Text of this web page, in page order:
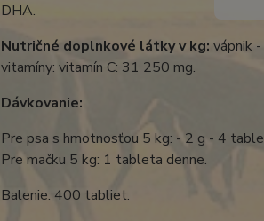
DHA.
Nutričné ​​doplnkové látky v kg: vápnik
vitamíny: vitamín C: 31 250 mg.
Dávkovanie:
Pre psa s hmotnosťou 5 kg: - 2 g - 4
Pre mačku 5 kg: 1 tableta denne.
Balenie: 400 tabliet.